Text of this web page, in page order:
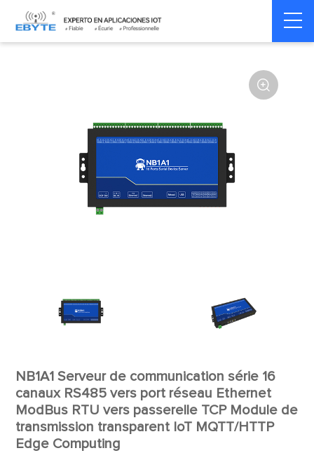
Home > Modem > Serial server/Ethernet Multi-serial server

NB1A1 Serveur de communication série 16
canaux RS485 vers port réseau Ethernet
ModBus RTU vers passerelle TCP Module de
transmission transparent IoT MQTT/HTTP
Edge Computing